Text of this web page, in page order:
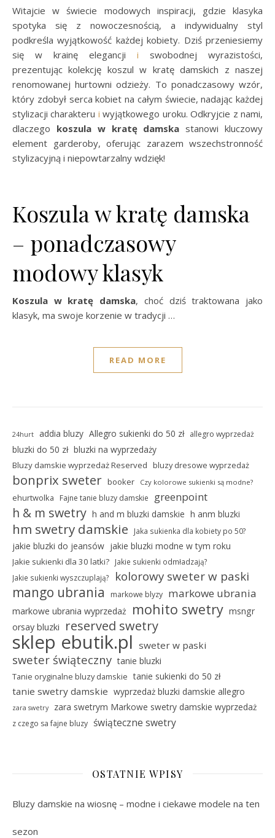
Witajcie w świecie modowych inspiracji, gdzie klasyka
spotyka się z nowoczesnością, a indywidualny styl
podkreśla wyjątkowość każdej kobiety. Dziś przeniesiemy
się w krainę elegancji i swobodnej wyrazistości,
prezentując kolekcję koszul w kratę damskich z naszej
renomowanej hurtowni odzieży. To ponadczasowy wzór,
który zdobył serca kobiet na całym świecie, nadając każdej
stylizacji charakteru i wyjątkowego uroku. Odkryjcie z nami,
dlaczego koszula w kratę damska stanowi kluczowy
element garderoby, oferując zarazem wszechstronność
stylizacyjną i niepowtarzalny wdzięk!
Koszula w kratę damska
– ponadczasowy
modowy klasyk
Koszula w kratę damska, choć dziś traktowana jako
klasyk, ma swoje korzenie w tradycji …
READ MORE
24hurt addia bluzy Allegro sukienki do 50 zł allegro wyprzedaż
bluzki do 50 zł bluzki na wyprzedaży
Bluzy damskie wyprzedaż Reserved bluzy dresowe wyprzedaż
bonprix sweter booker Czy kolorowe sukienki są modne?
ehurtwolka Fajne tanie bluzy damskie greenpoint
h & m swetry h and m bluzki damskie h anm bluzki
hm swetry damskie Jaka sukienka dla kobiety po 50?
jakie bluzki do jeansów jakie bluzki modne w tym roku
Jakie sukienki dla 30 latki?
Jakie sukienki odmładzają?
Jakie sukienki wyszczuplają?
kolorowy sweter w paski
mango ubrania markowe blyzy markowe ubrania
markowe ubrania wyprzedaż mohito swetry msngr
orsay bluzki
reserved swetry
sklep ebutik.pl sweter w paski
sweter świąteczny tanie bluzki
Tanie oryginalne bluzy damskie tanie sukienki do 50 zł
tanie swetry damskie wyprzedaż bluzki damskie allegro
zara swetry zara swetrym Markowe swetry damskie wyprzedaż
z czego sa fajne bluzy świąteczne swetry
OSTATNIE WPISY
Bluzy damskie na wiosnę – modne i ciekawe modele na ten
sezon